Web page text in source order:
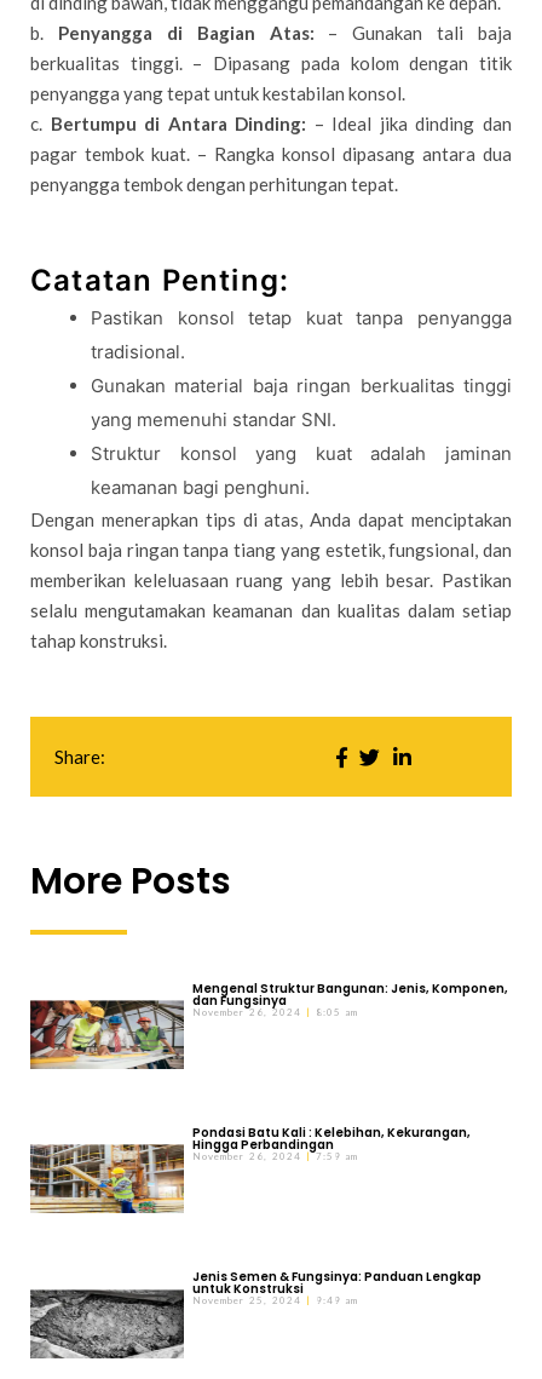
b. Penyangga di Bagian Atas: – Gunakan tali baja
berkualitas tinggi. – Dipasang pada kolom dengan titik
penyangga yang tepat untuk kestabilan konsol.
c. Bertumpu di Antara Dinding: – Ideal jika dinding dan
pagar tembok kuat. – Rangka konsol dipasang antara dua
penyangga tembok dengan perhitungan tepat.
Catatan Penting:
Pastikan konsol tetap kuat tanpa penyangga
tradisional.
Gunakan material baja ringan berkualitas tinggi
yang memenuhi standar SNI.
Struktur konsol yang kuat adalah jaminan
keamanan bagi penghuni.
Dengan menerapkan tips di atas, Anda dapat menciptakan
konsol baja ringan tanpa tiang yang estetik, fungsional, dan
memberikan keleluasaan ruang yang lebih besar. Pastikan
selalu mengutamakan keamanan dan kualitas dalam setiap
tahap konstruksi.
Share:
More Posts
Mengenal Struktur Bangunan: Jenis, Komponen,
dan Fungsinya
November 26, 2024 8:05 am
Pondasi Batu Kali : Kelebihan, Kekurangan,
Hingga Perbandingan
November 26, 2024 7:59 am
Jenis Semen & Fungsinya: Panduan Lengkap
untuk Konstruksi
November 25, 2024 9:49 am